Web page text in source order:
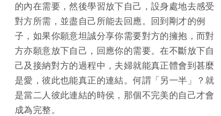
的內在需要，然後學習放下自己，設身處地去感受
對方所需，並盡自己所能去回應。回到剛才的例
子，如果你願意坦誠分享你需要對方的擁抱，而對
方亦願意放下自己，回應你的需要。在不斷放下自
己及接納對方的過程中，夫婦就能真正體會到甚麼
是愛，彼此也能真正的連結。何謂「另一半」？就
是當二人彼此連結的時侯，那個不完美的自己才會
成為完整。